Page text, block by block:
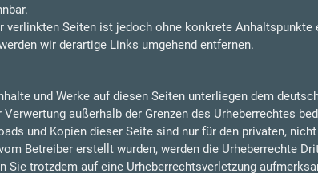
Seiten ist jedoch ohne konkrete Anhaltspunkte
wir derartige Links umgehend entfernen.
und Werke auf diesen Seiten unterliegen dem
außerhalb der Grenzen des Urheberrechtes
und Kopien dieser Seite sind nur für den privaten,
Betreiber erstellt wurden, werden die Urheberrechte
Sie trotzdem auf eine Urheberrechtsverletzung